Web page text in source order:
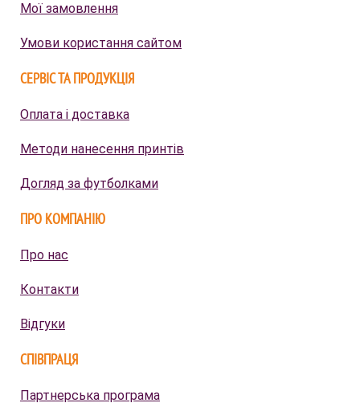
Мої замовлення
Умови користання сайтом
СЕРВІС ТА ПРОДУКЦІЯ
Оплата і доставка
Методи нанесення принтів
Догляд за футболками
ПРО КОМПАНІЮ
Про нас
Контакти
Відгуки
СПІВПРАЦЯ
Партнерська програма